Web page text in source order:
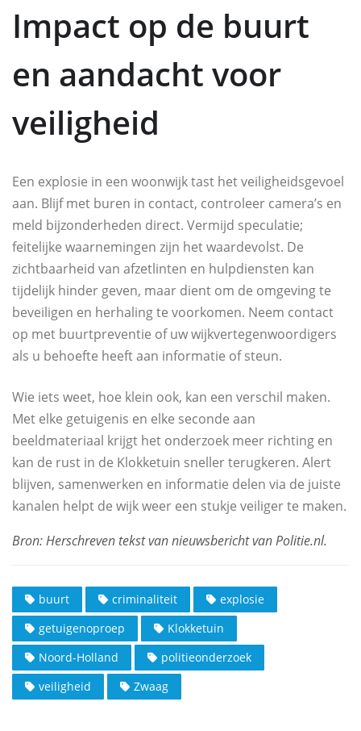
Impact op de buurt
en aandacht voor
veiligheid
Een explosie in een woonwijk tast het veiligheidsgevoel
aan. Blijf met buren in contact, controleer camera’s en
meld bijzonderheden direct. Vermijd speculatie;
feitelijke waarnemingen zijn het waardevolst. De
zichtbaarheid van afzetlinten en hulpdiensten kan
tijdelijk hinder geven, maar dient om de omgeving te
beveiligen en herhaling te voorkomen. Neem contact
op met buurtpreventie of uw wijkvertegenwoordigers
als u behoefte heeft aan informatie of steun.
Wie iets weet, hoe klein ook, kan een verschil maken.
Met elke getuigenis en elke seconde aan
beeldmateriaal krijgt het onderzoek meer richting en
kan de rust in de Klokketuin sneller terugkeren. Alert
blijven, samenwerken en informatie delen via de juiste
kanalen helpt de wijk weer een stukje veiliger te maken.
buurt criminaliteit
explosie
getuigenoproep
Klokketuin
Noord-Holland
politieonderzoek
veiligheid
Zwaag